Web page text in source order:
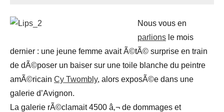
Nous vous en
parlions le mois
dernier : une jeune femme avait Ã©tÃ© surprise en train
de dÃ©poser un baiser sur une toile blanche du peintre
amÃ©ricain Cy Twombly, alors exposÃ©e dans une
galerie d’Avignon.
La galerie rÃ©clamait 4500 â‚¬ de dommages et